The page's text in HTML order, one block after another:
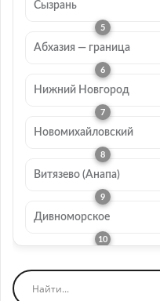
Сызрань
Абхазия — граница
Нижний Новгород
Новомихайловский
Витязево (Анапа)
Дивноморское